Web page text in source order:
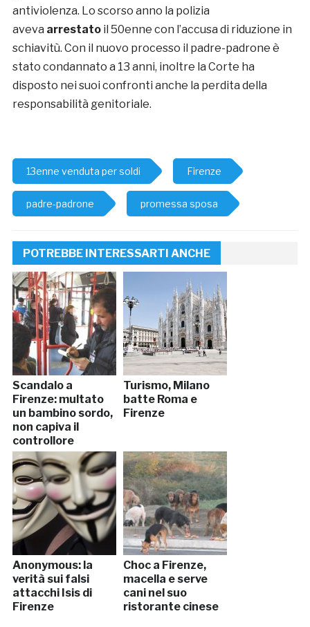
antiviolenza. Lo scorso anno la polizia
aveva arrestato il 50enne con l’accusa di riduzione in
schiavitù. Con il nuovo processo il padre-padrone è
stato condannato a 13 anni, inoltre la Corte ha
disposto nei suoi confronti anche la perdita della
responsabilità genitoriale.
13enne venduta per soldi Firenze
padre-padrone promessa sposa
POTREBBE INTERESSARTI ANCHE
Scandalo a
Firenze: multato
un bambino sordo,
non capiva il
controllore
dell’autobus
Turismo, Milano
batte Roma e
Firenze
Anonymous: la
verità sui falsi
attacchi Isis di
Firenze
Choc a Firenze,
macella e serve
cani nel suo
ristorante cinese